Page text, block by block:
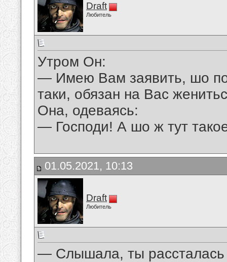
Draft
Любитель
Утром Он:
— Имею Вам заявить, шо
таки, обязан на Вас
Она, одеваясь:
— Господи! А шо ж тут
01.05.2021, 10:13
Draft
Любитель
— Слышала, ты рассталась